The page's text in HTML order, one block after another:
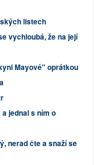
listech
vychloubá, že na její
Mayové" oprátkou
jednal s ním o
nerad čte a snaží se